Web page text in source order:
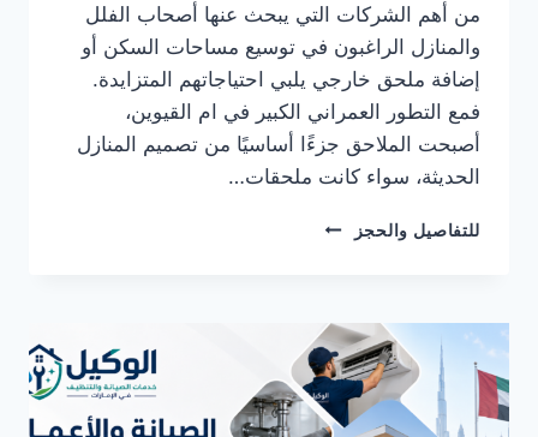
من أهم الشركات التي يبحث عنها أصحاب الفلل
والمنازل الراغبون في توسيع مساحات السكن أو
إضافة ملحق خارجي يلبي احتياجاتهم المتزايدة.
فمع التطور العمراني الكبير في ام القيوين،
أصبحت الملاحق جزءًا أساسيًا من تصميم المنازل
الحديثة، سواء كانت ملحقات…
للتفاصيل والحجز
شركة
ام
القيوين
0582482610
خصم
30%